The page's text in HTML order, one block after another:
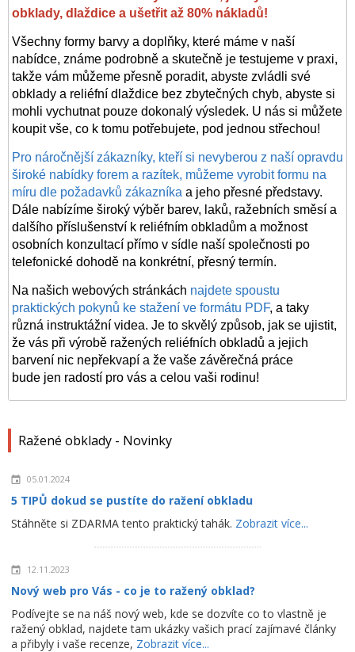
Ražené obklady - Novinky
05.01.2024
5 TIPŮ dokud se pustíte do ražení obkladu
Stáhněte si ZDARMA tento praktický tahák. Zobrazit více...
12.11.2023
Nový web pro Vás - co je to ražený obklad?
Podívejte se na náš nový web, kde se dozvíte co to vlastně je
ražený obklad, najdete tam ukázky vašich prací zajímavé články
a přibyly i vaše recenze, Zobrazit více...
obklady, dlaždice a ušetřit až 80% nákladů!
Všechny formy barvy a doplňky, které máme v naší
nabídce, známe podrobně a skutečně je testujeme v praxi,
takže vám můžeme přesně poradit, abyste zvládli své
obklady a reliéfní dlaždice bez zbytečných chyb, abyste si
mohli vychutnat pouze dokonalý výsledek. U nás si můžete
koupit vše, co k tomu potřebujete, pod jednou střechou!
Pro náročnější zákazníky, kteří si nevyberou z naší opravdu
široké nabídky forem a razítek, můžeme vyrobit formu na
míru dle požadavků zákazníka a jeho přesné představy.
Dále nabízíme široký výběr barev, laků, ražebních směsí a
dalšího příslušenství k reliéfním obkladům a možnost
osobních konzultací přímo v sídle naší společnosti po
telefonické dohodě na konkrétní, přesný termín.
Na našich webových stránkách najdete spoustu
praktických pokynů ke stažení ve formátu PDF, a taky
různá instruktážní videa. Je to skvělý způsob, jak se ujistit,
že vás při výrobě ražených reliéfních obkladů a jejich
barvení nic nepřekvapí a že vaše závěrečná práce
bude jen radostí pro vás a celou vaši rodinu!